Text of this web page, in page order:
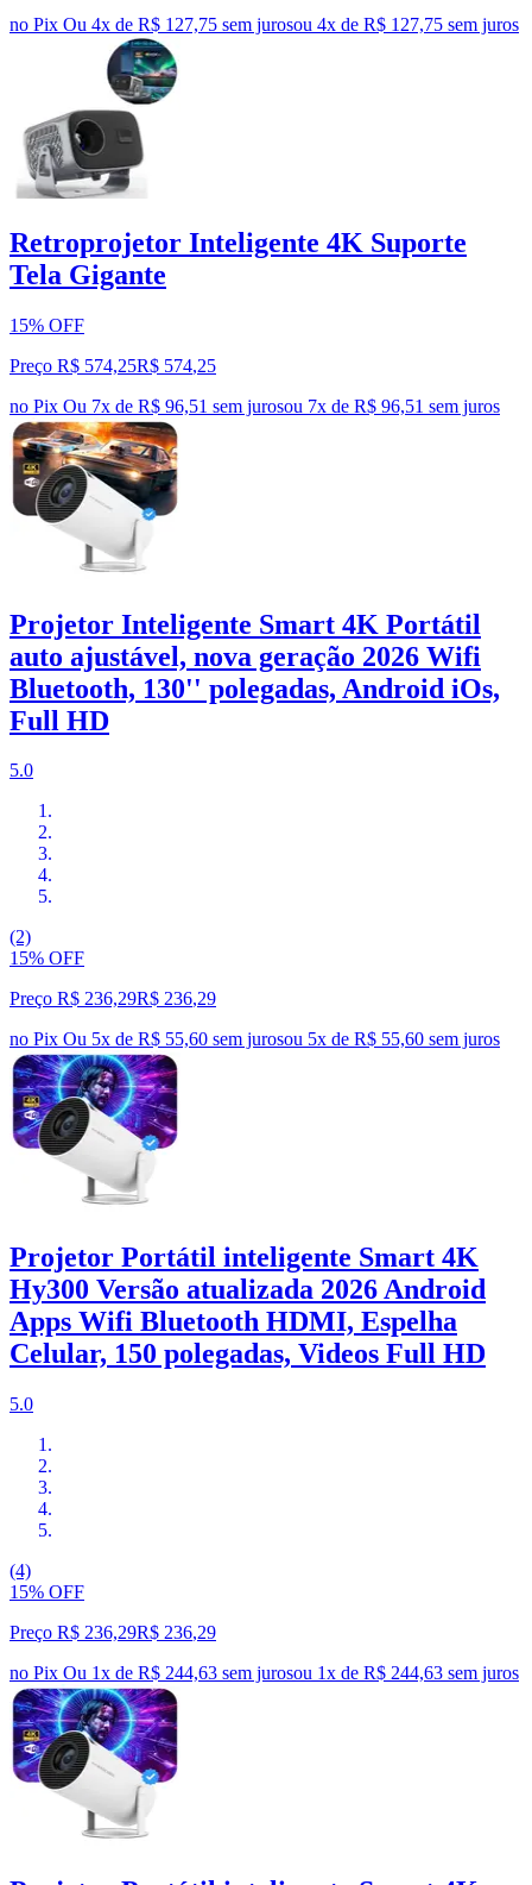
no Pix Ou 4x de R$ 127,75 sem jurosou 4x de R$ 127,75 sem juros
Retroprojetor Inteligente 4K Suporte
Tela Gigante
15% OFF
Preço R$ 574,25R$ 574,25
no Pix Ou 7x de R$ 96,51 sem jurosou 7x de R$ 96,51 sem juros
Projetor Inteligente Smart 4K Portátil
auto ajustável, nova geração 2026 Wifi
Bluetooth, 130'' polegadas, Android iOs,
Full HD
5.0
(2)
15% OFF
Preço R$ 236,29R$ 236,29
no Pix Ou 5x de R$ 55,60 sem jurosou 5x de R$ 55,60 sem juros
Projetor Portátil inteligente Smart 4K
Hy300 Versão atualizada 2026 Android
Apps Wifi Bluetooth HDMI, Espelha
Celular, 150 polegadas, Videos Full HD
5.0
(4)
15% OFF
Preço R$ 236,29R$ 236,29
no Pix Ou 1x de R$ 244,63 sem jurosou 1x de R$ 244,63 sem juros